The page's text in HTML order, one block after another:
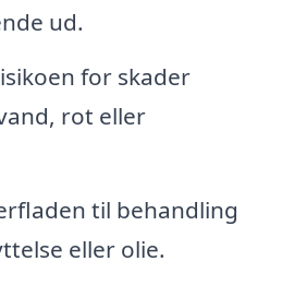
ud.
for skader
rot eller
til behandling
eller olie.